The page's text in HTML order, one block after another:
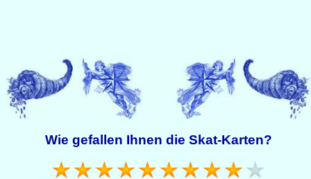
Wie gefallen Ihnen die Skat-Karten?